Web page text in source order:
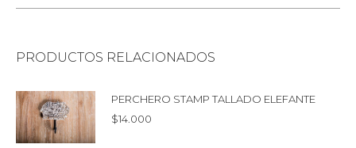
PRODUCTOS RELACIONADOS
PERCHERO STAMP TALLADO ELEFANTE
$14.000